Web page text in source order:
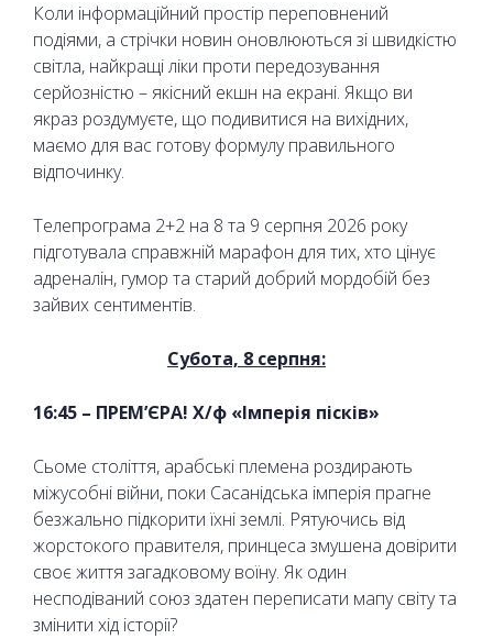
Коли інформаційний простір переповнений
подіями, а стрічки новин оновлюються зі швидкістю
світла, найкращі ліки проти передозування
серйозністю – якісний екшн на екрані. Якщо ви
якраз роздумуєте, що подивитися на вихідних,
маємо для вас готову формулу правильного
відпочинку.
Телепрограма 2+2 на 8 та 9 серпня 2026 року
підготувала справжній марафон для тих, хто цінує
адреналін, гумор та старий добрий мордобій без
зайвих сентиментів.
Субота, 8 серпня:
16:45 – ПРЕМ’ЄРА! Х/ф «Імперія пісків»
Сьоме століття, арабські племена роздирають
міжусобні війни, поки Сасанідська імперія прагне
безжально підкорити їхні землі. Рятуючись від
жорстокого правителя, принцеса змушена довірити
своє життя загадковому воїну. Як один
несподіваний союз здатен переписати мапу світу та
змінити хід історії?